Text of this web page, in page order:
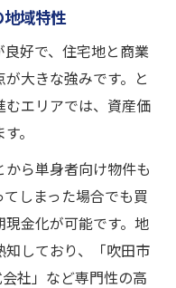
地域特性
好で、住宅地と商業
大きな強みです。と
むエリアでは、資産価
。
から単身者向け物件も
しまった場合でも買
金化が可能です。地
知しており、「吹田市
社」など専門性の高